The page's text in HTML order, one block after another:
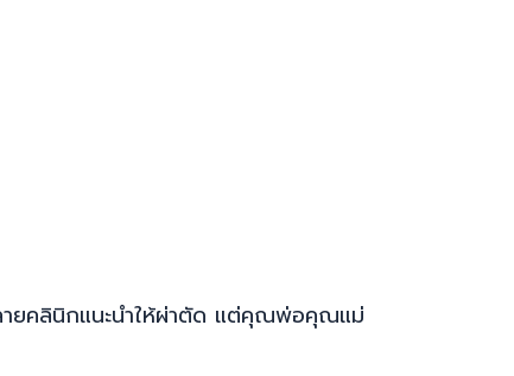
ายคลินิกแนะนำให้ผ่าตัด แต่คุณพ่อคุณแม่